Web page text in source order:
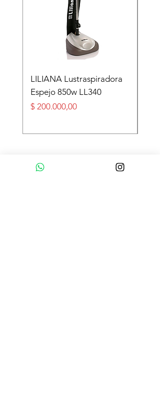
LILIANA Lustraspiradora
Espejo 850w LL340
Precio
$ 200.000,00